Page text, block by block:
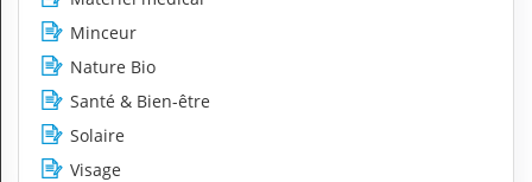
Minceur
Nature Bio
Santé & Bien-être
Solaire
Visage